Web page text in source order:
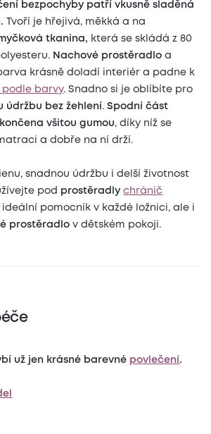
bezpochyby patří vkusně sladěná
Tvoří je hřejivá, měkká a na
tkanina, která se skládá z 80
Nachové prostěradlo a
krásně doladí interiér a padne k
podle barvy. Snadno si je oblíbíte pro
údržbu bez žehlení.Spodní část
všitou gumou, díky níž se
a dobře na ní drží.
snadnou údržbu i delší životnost
pod prostěradly chránič
ideální pomocník v každé ložnici, ale i
prostěradlo v dětském pokoji.
už jen krásné barevné povlečení.